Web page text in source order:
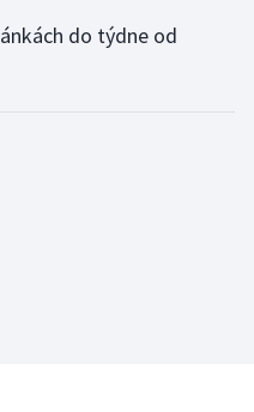
do týdne od